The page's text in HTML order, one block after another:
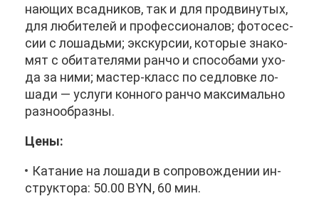
на­ю­щих всад­ни­ков, так и для про­дви­ну­тых,
для лю­би­те­лей и про­фес­си­о­на­лов; фо­то­сес­
сии с ло­ша­дь­ми; экс­кур­сии, ко­то­рые зна­ко­
мят с оби­та­те­ля­ми ран­чо и спо­со­ба­ми ухо­
да за ни­ми; ма­стер-класс по сед­лов­ке ло­
ша­ди — услу­ги кон­но­го ран­чо мак­си­маль­но
раз­но­об­раз­ны.
Це­ны:
Ка­та­ние на ло­ша­ди в со­про­вож­де­нии ин­
струк­то­ра: 50.00 BYN, 60 мин.